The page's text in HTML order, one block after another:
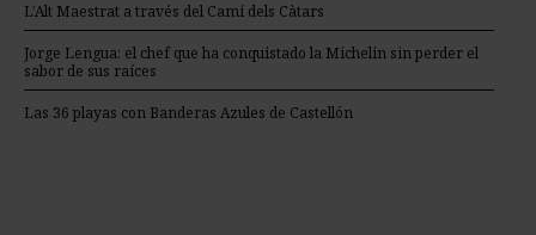
L’Alt Maestrat a través del Camí dels Càtars
Jorge Lengua: el chef que ha conquistado la Michelin sin perder el
sabor de sus raíces
Las 36 playas con Banderas Azules de Castellón